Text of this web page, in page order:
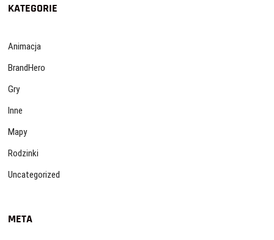
KATEGORIE
Animacja
BrandHero
Gry
Inne
Mapy
Rodzinki
Uncategorized
META